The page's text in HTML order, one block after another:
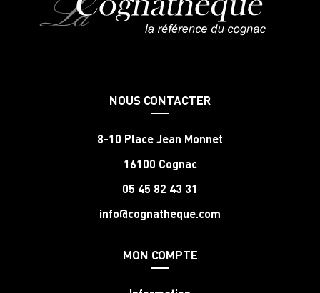
NOUS CONTACTER
8-10 Place Jean Monnet
16100 Cognac
05 45 82 43 31
info@cognatheque.com
MON COMPTE